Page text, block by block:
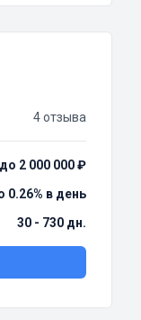
4 отзыва
2 000 000 ₽
0.26% в день
30 - 730 дн.